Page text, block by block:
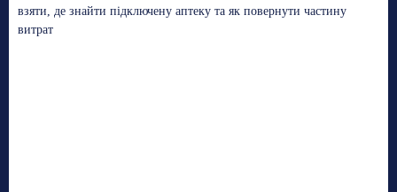
взяти, де знайти підключену аптеку та як повернути частину
витрат